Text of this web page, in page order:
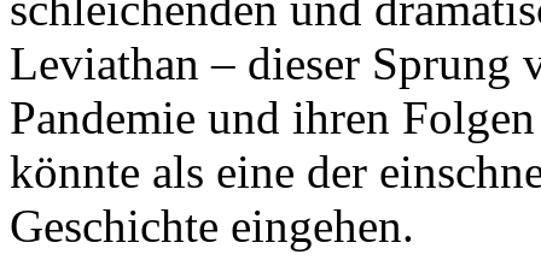
Leviathan – dieser Sprung
Pandemie und ihren
könnte als eine der
Geschichte eingehen.